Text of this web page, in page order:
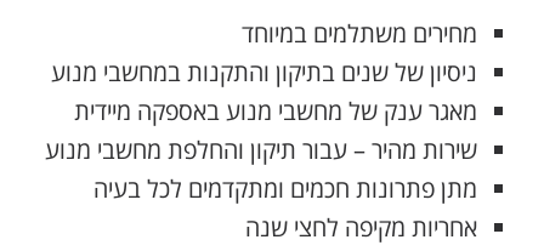
מחירים משתלמים במיוחד
ניסיון של שנים בתיקון והתקנות במחשבי מנוע
מאגר ענק של מחשבי מנוע באספקה מיידית
שירות מהיר – עבור תיקון והחלפת מחשבי מנוע
מתן פתרונות חכמים ומתקדמים לכל בעיה
אחריות מקיפה לחצי שנה